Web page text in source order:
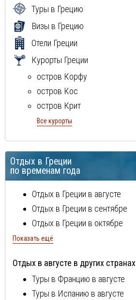
Куба
Мальдивы
Маврикий
Туры в Грецию
Визы в Грецию
Отели Греции
Курорты Греции
остров Корфу
остров Кос
остров Крит
остров Родос
п-ов Ситония
полуостров Пелопоннес
Все курорты
Отдых в Греции
по временам года
Отдых в Греции в августе
Отдых в Греции в сентябре
Отдых в Греции в октябре
Отдых в Греции в ноябре
Отдых в Греции в апреле
Отдых в Греции в мае
Отдых в Греции в июне
Показать ещё
Отдых в августе в других странах
Туры в Францию в августе
Туры в Испанию в августе